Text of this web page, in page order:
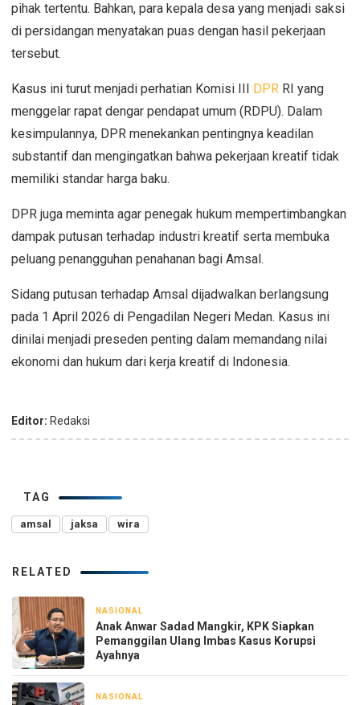
pihak tertentu. Bahkan, para kepala desa yang menjadi saksi
di persidangan menyatakan puas dengan hasil pekerjaan
tersebut.
Kasus ini turut menjadi perhatian Komisi III DPR RI yang
menggelar rapat dengar pendapat umum (RDPU). Dalam
kesimpulannya, DPR menekankan pentingnya keadilan
substantif dan mengingatkan bahwa pekerjaan kreatif tidak
memiliki standar harga baku.
DPR juga meminta agar penegak hukum mempertimbangkan
dampak putusan terhadap industri kreatif serta membuka
peluang penangguhan penahanan bagi Amsal.
Sidang putusan terhadap Amsal dijadwalkan berlangsung
pada 1 April 2026 di Pengadilan Negeri Medan. Kasus ini
dinilai menjadi preseden penting dalam memandang nilai
ekonomi dan hukum dari kerja kreatif di Indonesia.
Editor: Redaksi
TAG
amsal jaksa wira
RELATED
NASIONAL
Anak Anwar Sadad Mangkir, KPK Siapkan
Pemanggilan Ulang Imbas Kasus Korupsi
Ayahnya
NASIONAL